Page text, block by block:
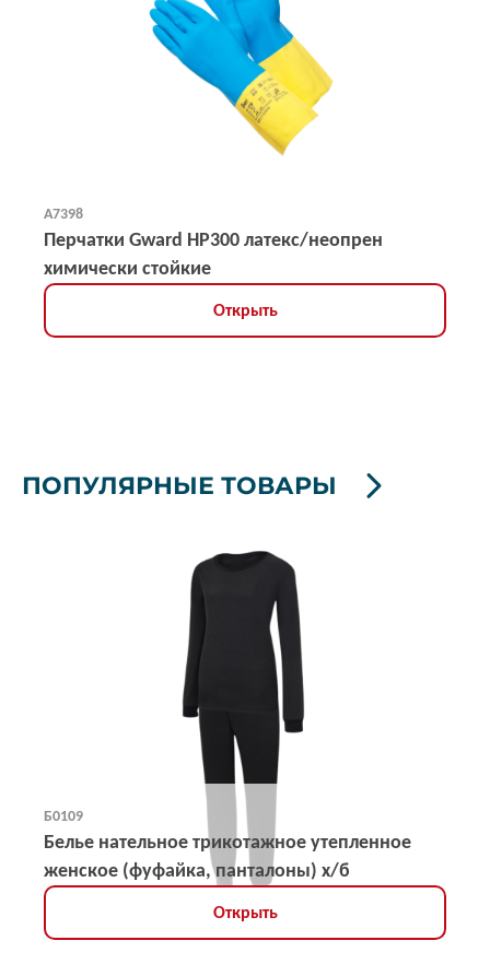
А7398
Перчатки Gward HP300 латекс/неопрен
химически стойкие
Открыть
ПОПУЛЯРНЫЕ ТОВАРЫ
Б0109
Белье нательное трикотажное утепленное
женское (фуфайка, панталоны) х/б
Открыть